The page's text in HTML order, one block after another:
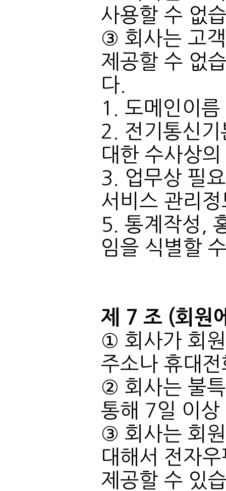
사용할 수 없
다.
1. 도메인이
대한 수사상
서비스 관리
임을 식별할
제 7 조 (회원
주소나 휴대
통해 7일 이상
제공할 수 있